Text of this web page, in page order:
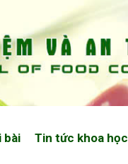
bài Tin tức khoa học